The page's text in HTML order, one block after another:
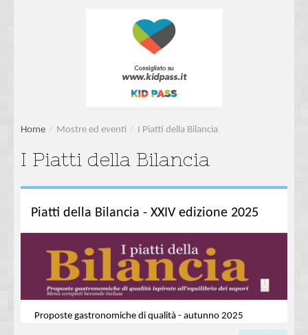
Home / Mostre ed eventi / I Piatti della Bilancia
I Piatti della Bilancia
Piatti della Bilancia - XXIV edizione 2025
Proposte gastronomiche di qualità - autunno 2025